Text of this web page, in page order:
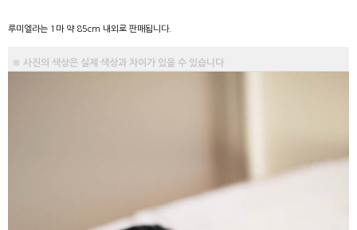
루미엘라는 1마 약 85cm 내외로 판매됩니다.
※ 사진의 색상은 실제 색상과 차이가 있을 수 있습니다